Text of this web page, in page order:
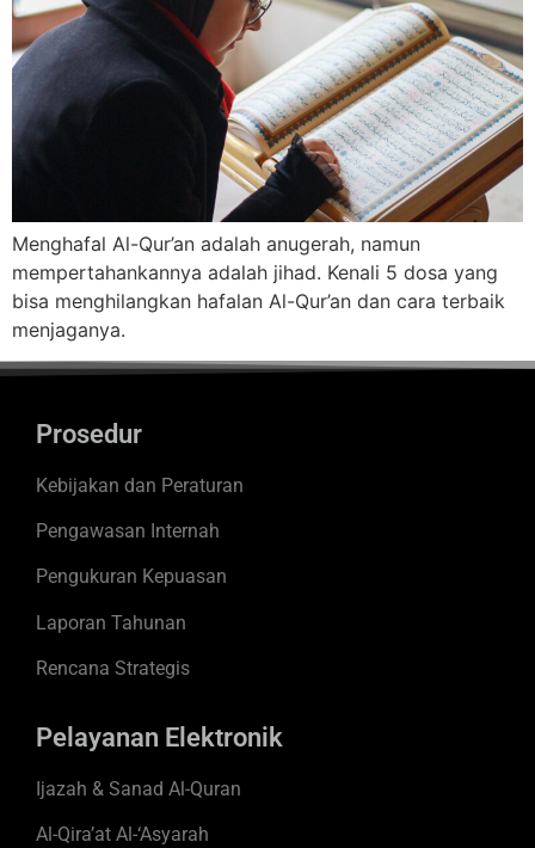
Menghafal Al-Qur’an adalah anugerah, namun
mempertahankannya adalah jihad. Kenali 5 dosa yang
bisa menghilangkan hafalan Al-Qur’an dan cara terbaik
menjaganya.
Prosedur
Kebijakan dan Peraturan
Pengawasan Internah
Pengukuran Kepuasan
Laporan Tahunan
Rencana Strategis
Pelayanan Elektronik
Ijazah & Sanad Al-Quran
Al-Qira’at Al-‘Asyarah